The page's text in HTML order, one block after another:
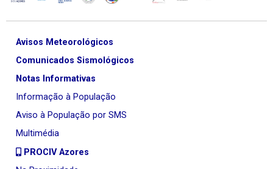
Avisos Meteorológicos
Comunicados Sismológicos
Notas Informativas
Informação à População
Aviso à População por SMS
Multimédia
PROCIV Azores